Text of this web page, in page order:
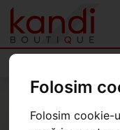
Folosim
Folosim cookie-
Kandi Boutique